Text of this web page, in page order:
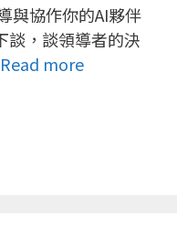
與協作你的AI夥伴
談，談領導者的決
Read more